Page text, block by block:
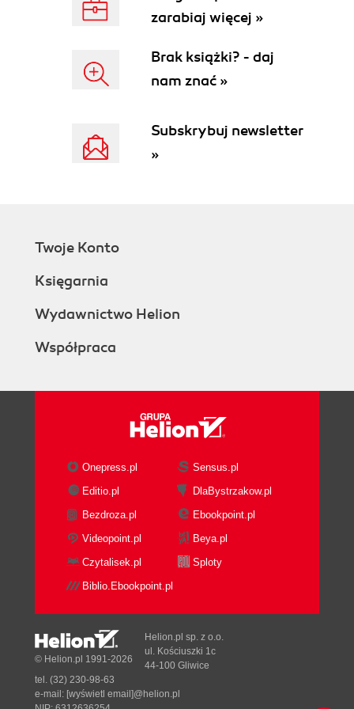
Rozdział 3. Przygotowanie obsługi poczty e-mail
Definiowanie konta e-mail (53)
Importowanie ustawień pocztowych (58)
Modyfikowanie ustawień konta pocztowego (61)
Wyświetlanie ustawień konta e-mail (62)
Foldery poczty (66)
Otrzymywanie wiadomości e-mail (69)
Automatyczne pobieranie poczty e-mail (69)
Powiadamianie o nadejściu nowych wiadomości
prezentowania wiadomości e-mail (77)
Okienko odczytu (77)
Skrzynka odbiorcza (79)
Wiadomości nieprzeczytane i przeczytane
(81)
Oflagowywanie wiadomości (84)
Ważność wiadomości e-mail (86)
Obsługa załączników poczty e-mail (88)
Drukowanie wiadomości e-mail (91)
Wyszukiwanie wiadomości i tekstu w wiadomości
(92)
Wyszukiwanie wiadomości e-mail (92)
Wyszukiwanie wiadomości e-mail przy
zarabiaj więcej »
Brak książki? - daj
nam znać »
Subskrybuj newsletter
»
Twoje Konto
Księgarnia
Wydawnictwo Helion
Współpraca
Onepress.pl
Sensus.pl
Editio.pl
DlaBystrzakow.pl
Bezdroza.pl
Ebookpoint.pl
Videopoint.pl
Beya.pl
Czytalisek.pl
Sploty
Biblio.Ebookpoint.pl
© Helion.pl 1991-2026
Helion.pl sp. z o.o.
ul. Kościuszki 1c
44-100 Gliwice
tel. (32) 230-98-63
e-mail: [wyświetl email]@helion.pl